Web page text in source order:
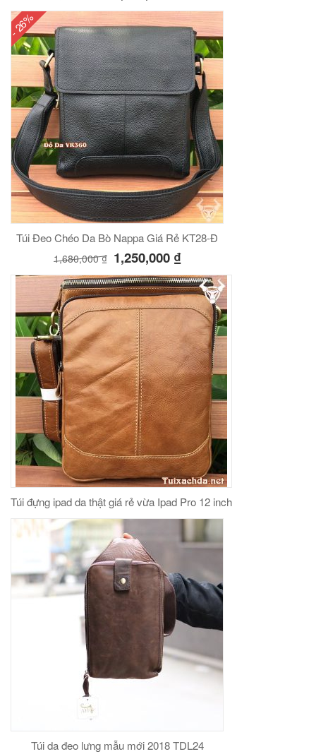
- 26%
Túi Đeo Chéo Da Bò Nappa Giá Rẻ KT28-Đ
1,680,000₫ 1,250,000 ₫
Túi đựng ipad da thật giá rẻ vừa Ipad Pro 12 inch
Túi da đeo lưng mẫu mới 2018 TDL24